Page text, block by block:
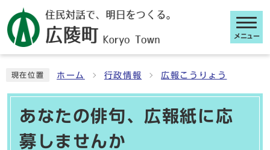
メニュー
現在位置 ホーム 行政情報 広報こうりょう
あなたの俳句、広報紙に応
募しませんか